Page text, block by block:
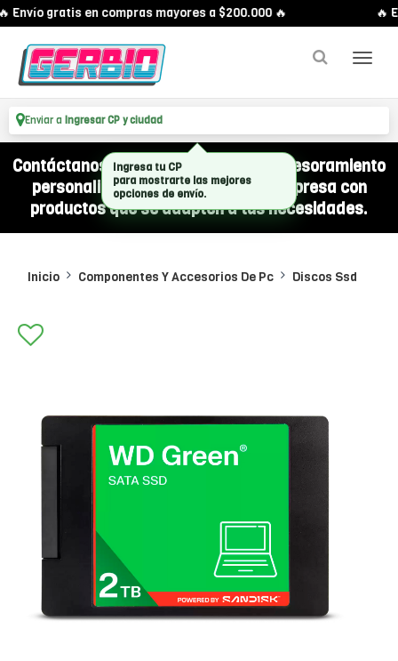
Envío gratis en compras mayores a $200.000 🔥 🔥
Enviar a Ingresar CP y ciudad
Contáctanos por WhatsApp y recibí asesoramiento
personalizado para equipar a tu empresa con
productos que se adapten a tus necesidades.
Inicio Componentes Y Accesorios De Pc Discos Ssd